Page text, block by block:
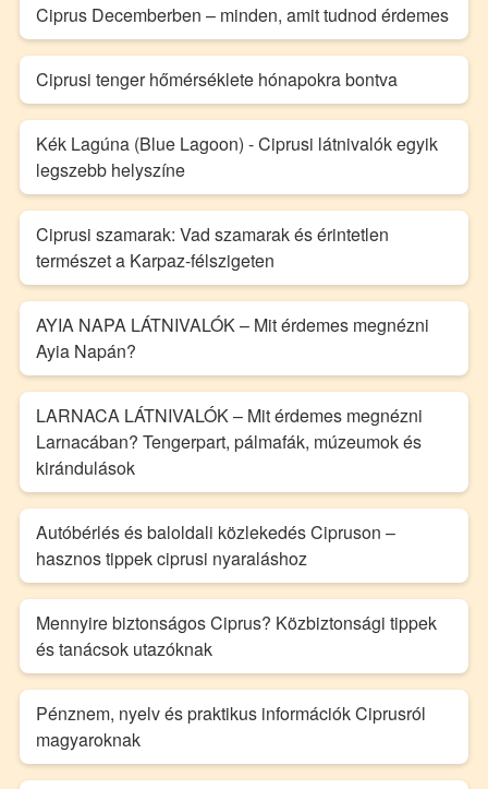
Ciprus Decemberben – minden, amit tudnod érdemes
Ciprusi tenger hőmérséklete hónapokra bontva
Kék Lagúna (Blue Lagoon) - Ciprusi látnivalók egyik
legszebb helyszíne
Ciprusi szamarak: Vad szamarak és érintetlen
természet a Karpaz-félszigeten
AYIA NAPA LÁTNIVALÓK – Mit érdemes megnézni
Ayia Napán?
LARNACA LÁTNIVALÓK – Mit érdemes megnézni
Larnacában? Tengerpart, pálmafák, múzeumok és
kirándulások
Autóbérlés és baloldali közlekedés Cipruson –
hasznos tippek ciprusi nyaraláshoz
Mennyire biztonságos Ciprus? Közbiztonsági tippek
és tanácsok utazóknak
Pénznem, nyelv és praktikus információk Ciprusról
magyaroknak